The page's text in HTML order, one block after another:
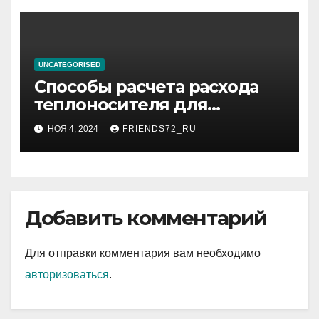
UNCATEGORISED
Способы расчета расхода
теплоносителя для
системы отопления
НОЯ 4, 2024 FRIENDS72_RU
Добавить комментарий
Для отправки комментария вам необходимо
авторизоваться.